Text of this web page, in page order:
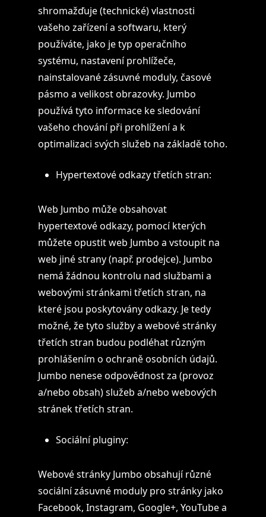
shromažďuje (technické) vlastnosti
vašeho zařízení a softwaru, který
používáte, jako je typ operačního
systému, nastavení prohlížeče,
nainstalované zásuvné moduly, časové
pásmo a velikost obrazovky. Jumbo
používá tyto informace ke sledování
vašeho chování při prohlížení a k
optimalizaci svých služeb na základě toho.
Hypertextové odkazy třetích stran:
Web Jumbo může obsahovat
hypertextové odkazy, pomocí kterých
můžete opustit web Jumbo a vstoupit na
web jiné strany (např. prodejce). Jumbo
nemá žádnou kontrolu nad službami a
webovými stránkami třetích stran, na
které jsou poskytovány odkazy. Je tedy
možné, že tyto služby a webové stránky
třetích stran budou podléhat různým
prohlášením o ochraně osobních údajů.
Jumbo nenese odpovědnost za (provoz
a/nebo obsah) služeb a/nebo webových
stránek třetích stran.
Sociální pluginy:
Webové stránky Jumbo obsahují různé
sociální zásuvné moduly pro stránky jako
Facebook, Instagram, Google+, YouTube a